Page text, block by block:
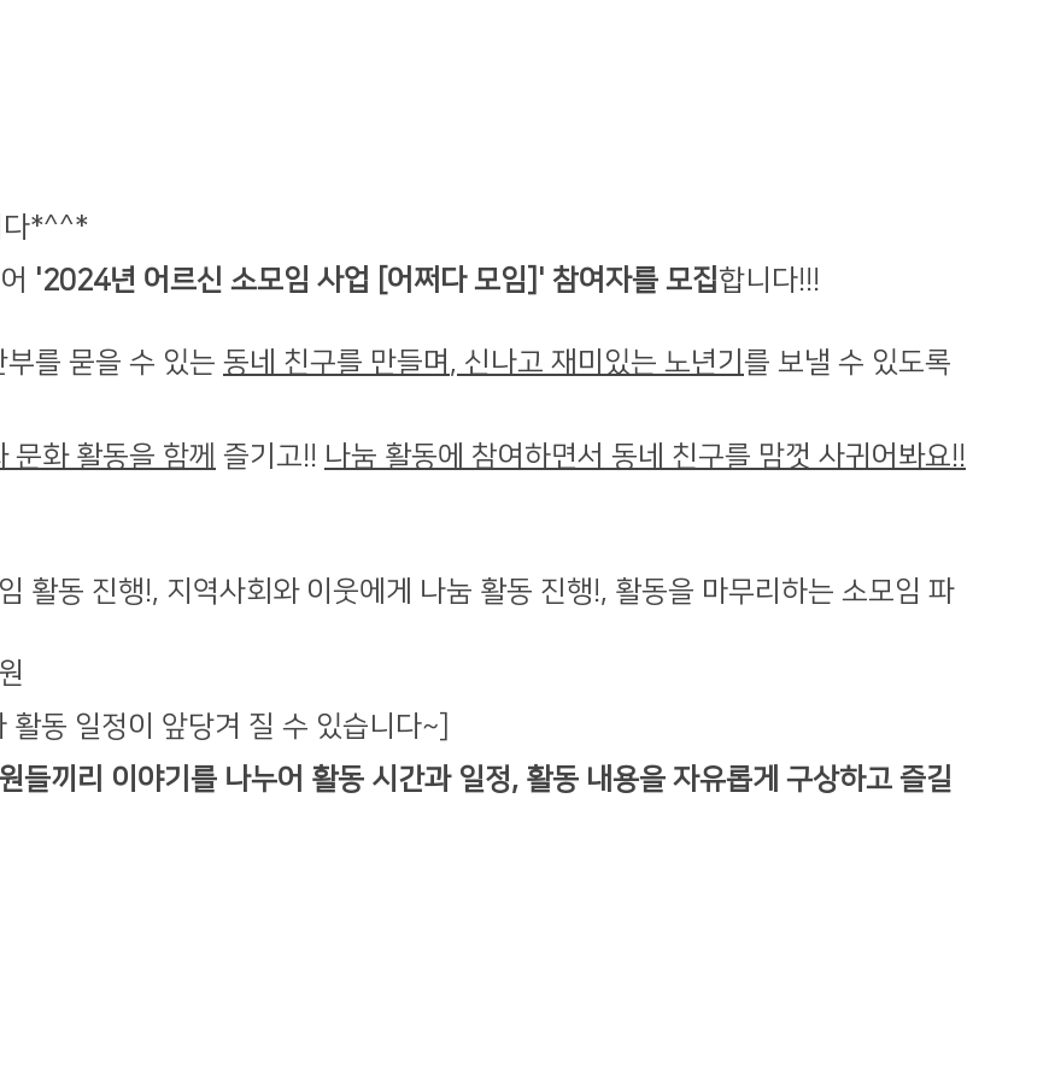
다*^^*
'2024년 어르신 소모임 사업 [어쩌다 모임]' 참여자를 모집합니다!!!
를 묻을 수 있는 동네 친구를 만들며 , 신나고 재미있는 노년기 를 보낼 수 있도록
문화 활동을 함께 즐기고!! 나눔 활동에 참여하면서 동네 친구를 맘껏 사귀어봐요!!
활동 진행!, 지역사회와 이웃에게 나눔 활동 진행!, 활동을 마무리하는 소모임 파
동 일정이 앞당겨 질 수 있습니다~]
들끼리 이야기를 나누어 활동 시간과 일정, 활동 내용을 자유롭게 구상하고 즐길